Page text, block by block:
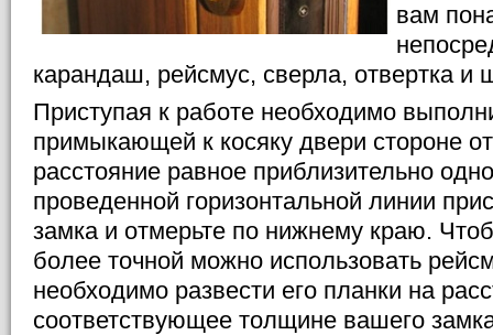
вам
карандаш, рейсмус, сверла, отвертка и
Приступая к работе необходимо
примыкающей к косяку двери стороне
расстояние равное приблизительно
проведенной горизонтальной линии
замка и отмерьте по нижнему краю.
более точной можно использовать
необходимо развести его планки на
соответствующее толщине вашего